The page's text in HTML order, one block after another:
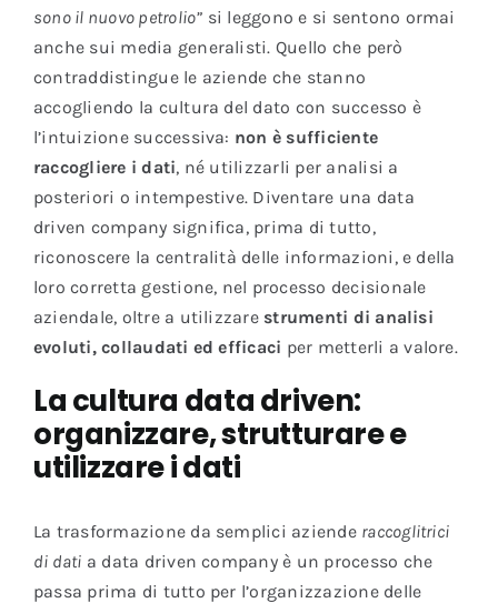
sono il nuovo petrolio” si leggono e si sentono ormai
anche sui media generalisti. Quello che però
contraddistingue le aziende che stanno
accogliendo la cultura del dato con successo è
l’intuizione successiva: non è sufficiente
raccogliere i dati, né utilizzarli per analisi a
posteriori o intempestive. Diventare una data
driven company significa, prima di tutto,
riconoscere la centralità delle informazioni, e della
loro corretta gestione, nel processo decisionale
aziendale, oltre a utilizzare strumenti di analisi
evoluti, collaudati ed efficaci per metterli a valore.
La cultura data driven:
organizzare, strutturare e
utilizzare i dati
La trasformazione da semplici aziende raccoglitrici
di dati a data driven company è un processo che
passa prima di tutto per l’organizzazione delle